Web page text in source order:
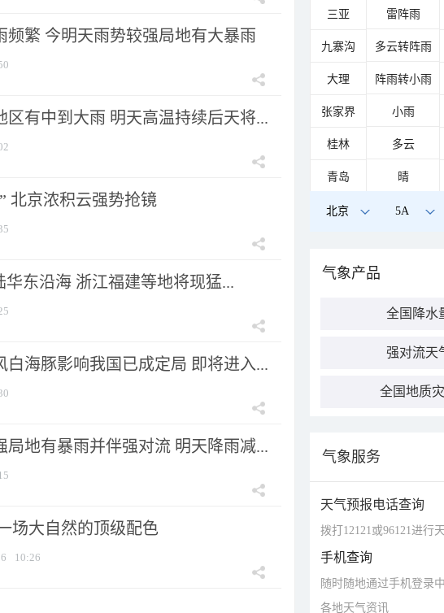
频繁 今明天雨势较强局地有大暴雨
区有中到大雨 明天高温持续后天将...
北京浓积云强势抢镜
华东沿海 浙江福建等地将现猛...
白海豚影响我国已成定局 即将进入...
局地有暴雨并伴强对流 明天降雨减...
场大自然的顶级配色
10:26
三亚 雷阵雨
九寨沟 多云转阵雨
大理 阵雨转小雨
张家界 小雨
桂林 多云
青岛 晴
北京 5A
气象产品
全国降水
强对流天
全国地质
气象服务
天气预报电话查询
拨打12121或96121进行
手机查询
随时随地通过手机登录
各地天气资讯